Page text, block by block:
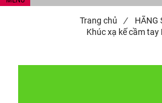
Trang chủ / HÃNG
Khúc xạ kế cầm tay